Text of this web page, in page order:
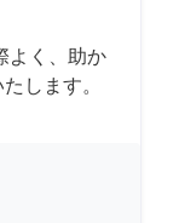
よく、助か
します。